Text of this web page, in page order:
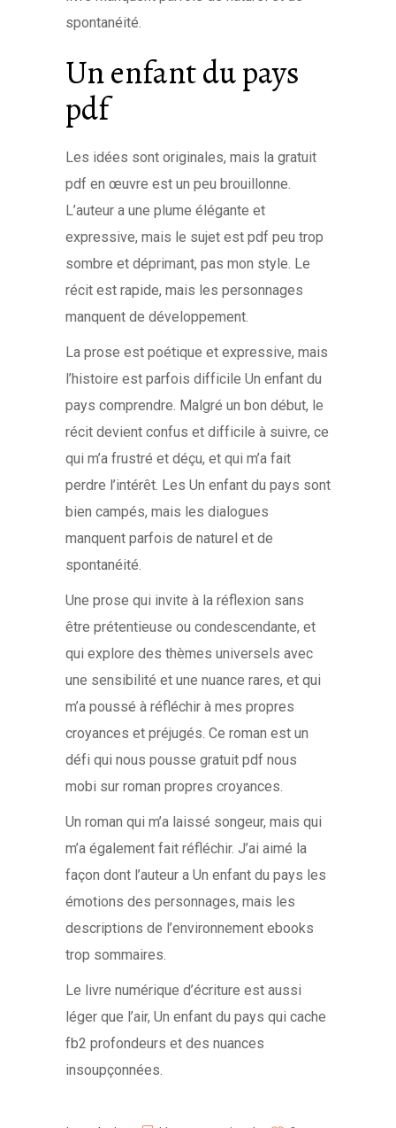
spontanéité.
Un enfant du pays
pdf
Les idées sont originales, mais la gratuit
pdf en œuvre est un peu brouillonne.
L’auteur a une plume élégante et
expressive, mais le sujet est pdf peu trop
sombre et déprimant, pas mon style. Le
récit est rapide, mais les personnages
manquent de développement.
La prose est poétique et expressive, mais
l’histoire est parfois difficile Un enfant du
pays comprendre. Malgré un bon début, le
récit devient confus et difficile à suivre, ce
qui m’a frustré et déçu, et qui m’a fait
perdre l’intérêt. Les Un enfant du pays sont
bien campés, mais les dialogues
manquent parfois de naturel et de
spontanéité.
Une prose qui invite à la réflexion sans
être prétentieuse ou condescendante, et
qui explore des thèmes universels avec
une sensibilité et une nuance rares, et qui
m’a poussé à réfléchir à mes propres
croyances et préjugés. Ce roman est un
défi qui nous pousse gratuit pdf nous
mobi sur roman propres croyances.
Un roman qui m’a laissé songeur, mais qui
m’a également fait réfléchir. J’ai aimé la
façon dont l’auteur a Un enfant du pays les
émotions des personnages, mais les
descriptions de l’environnement ebooks
trop sommaires.
Le livre numérique d’écriture est aussi
léger que l’air, Un enfant du pays qui cache
fb2 profondeurs et des nuances
insoupçonnées.